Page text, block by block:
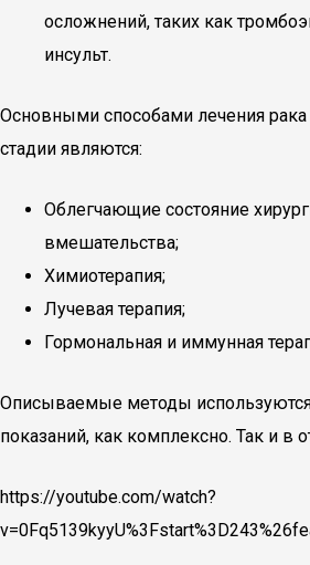
осложнений, таких как
инсульт.
Основными способами лечения
стадии являются:
Облегчающие состояние
вмешательства;
Химиотерапия;
Лучевая терапия;
Гормональная и иммунная
Описываемые методы
показаний, как комплексно. Так и в
https://youtube.com/watch?